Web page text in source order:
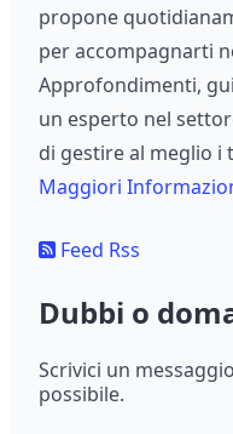
propone
per accompagnarti
Approfondimenti,
un esperto nel
di gestire al meglio i
Maggiori
Feed Rss
Dubbi o
Scrivici un
possibile.